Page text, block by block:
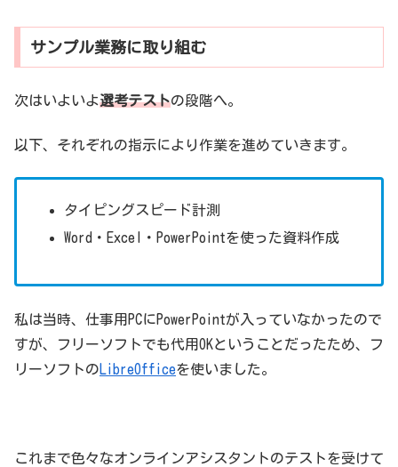
サンプル業務に取り組む
次はいよいよ選考テストの段階へ。
以下、それぞれの指示により作業を進めていきます。
タイピングスピード計測
Word・Excel・PowerPointを使った資料作成
私は当時、仕事用PCにPowerPointが入っていなかったので
すが、フリーソフトでも代用OKということだったため、フ
リーソフトの LibreOfficeを使いました。
これまで色々なオンラインアシスタントのテストを受けて